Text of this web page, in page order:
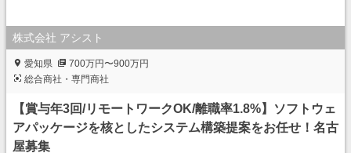
株式会社 アシスト
愛知県
700万円〜900万円
総合商社・専門商社
【賞与年3回/リモートワークOK/離職率1.8%】ソフトウェ
アパッケージを核としたシステム構築提案をお任せ！名古
屋募集